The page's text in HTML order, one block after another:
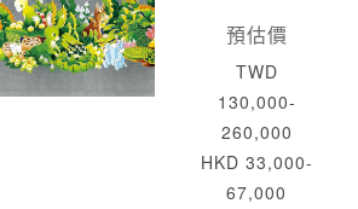
預估價
TWD
130,000-
260,000
HKD 33,000-
67,000